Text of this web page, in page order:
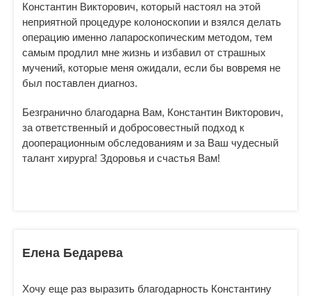
Константин Викторович, который настоял на этой
неприятной процедуре колоноскопии и взялся делать
операцию именно лапароскопическим методом, тем
самым продлил мне жизнь и избавил от страшных
мучений, которые меня ожидали, если бы вовремя не
был поставлен диагноз.
Безгранично благодарна Вам, Константин Викторович,
за ответственный и добросовестный подход к
дооперационным обследованиям и за Ваш чудесный
талант хирурга! Здоровья и счастья Вам!
Елена Бедарева
Хочу еще раз выразить благодарность Константину